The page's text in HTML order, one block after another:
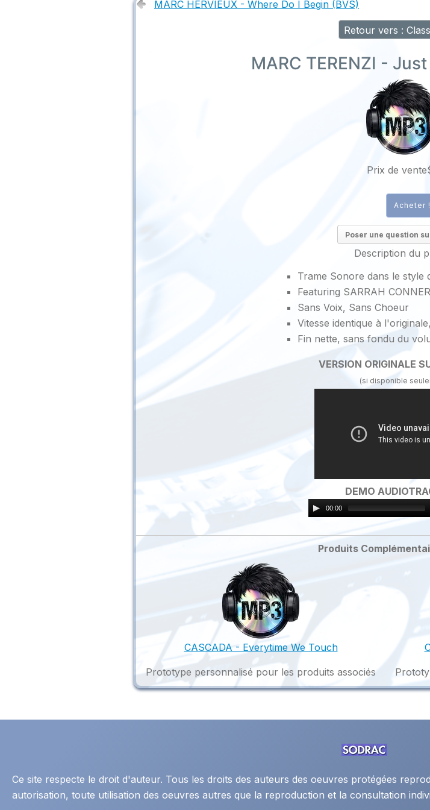
MARC HERVIEUX - Where Do I Begin (BVS)
Retour vers :
MARC TERENZI -
Prix ​​de vente
Poser une question
Description du
Trame Sonore dans le style
Featuring SARRAH CONNER
Sans Voix, Sans Choeur
Vitesse identique à l'originale,
Fin nette, sans fondu du
VERSION ORIGINALE
(si disponible
DEMO
00:00
Produits
CASCADA - Everytime We Touch
Prototype personnalisé pour les produits associés
Ce site respecte le droit d'auteur. Tous les droits des auteurs des oeuvres protégées
autorisation, toute utilisation des oeuvres autres que la reproduction et la consultation